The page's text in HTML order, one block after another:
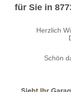
für Sie in
Herzlich
Schön